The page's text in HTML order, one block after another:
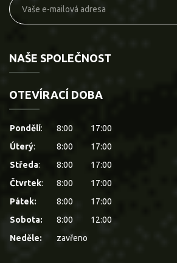
NAŠE SPOLEČNOST
OTEVÍRACÍ DOBA
Pondělí: 8:00
17:00
Úterý: 8:00
17:00
Středa: 8:00
17:00
Čtvrtek: 8:00
17:00
Pátek:
8:00
17:00
Sobota:
8:00
12:00
Neděle:
zavřeno